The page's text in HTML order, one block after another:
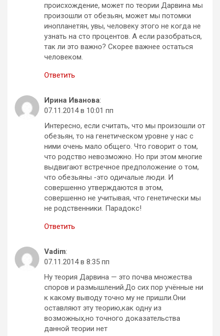
происхождение, может по теории Дарвина мы
произошли от обезьян, может мы потомки
инопланетян, увы, человеку этого не когда не
узнать на сто процентов. А если разобраться,
так ли это важно? Скорее важнее остаться
человеком.
Ответить
Ирина Иванова:
07.11.2014 в 10:01 пп
Интересно, если считать, что мы произошли от
обезьян, то на генетическом уровне у нас с
ними очень мало общего. Что говорит о том,
что родство невозможно. Но при этом многие
выдвигают встречное предположение о том,
что обезьяны -это одичалые люди. И
совершенно утверждаются в этом,
совершенно не учитывая, что генетически мы
не родственники. Парадокс!
Ответить
Vadim:
07.11.2014 в 8:35 пп
Ну теория Дарвина — это почва множества
споров и размышлений.До сих пор учённые ни
к какому выводу точно му не пришли.Они
оставляют эту теорию,как одну из
возможных,но точного доказательства
данной теории нет